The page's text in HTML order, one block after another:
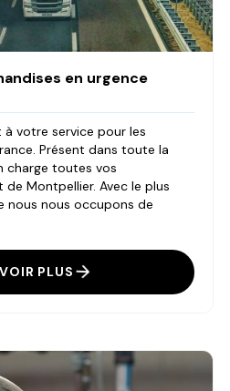
en urgence
votre service pour les
Présent dans toute la
charge toutes vos
Montpellier. Avec le plus
nous nous occupons de
PLUS